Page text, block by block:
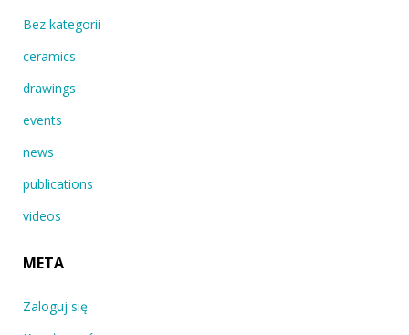
Bez kategorii
ceramics
drawings
events
news
publications
videos
META
Zaloguj się